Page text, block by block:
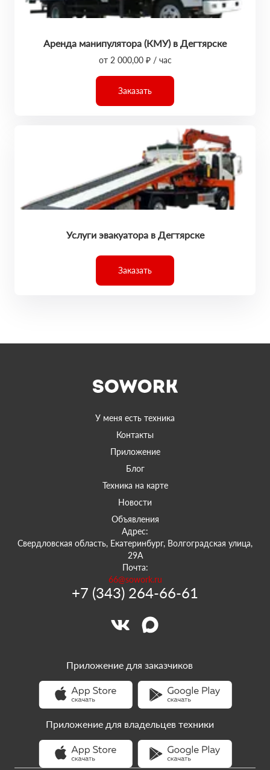
Аренда манипулятора (КМУ) в Дегтярске
от 2 000,00 ₽ / час
Заказать
Услуги эвакуатора в Дегтярске
Заказать
У меня есть техника
Контакты
Приложение
Блог
Техника на карте
Новости
Объявления
Адрес:
Свердловская область, Екатеринбург, Волгоградская улица,
29А
Почта:
66@sowork.ru
+7 (343) 264-66-61
Приложение для заказчиков
Приложение для владельцев техники